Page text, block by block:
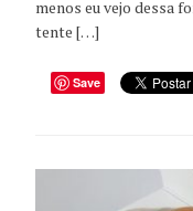
menos eu vejo dessa
tente […]
Save